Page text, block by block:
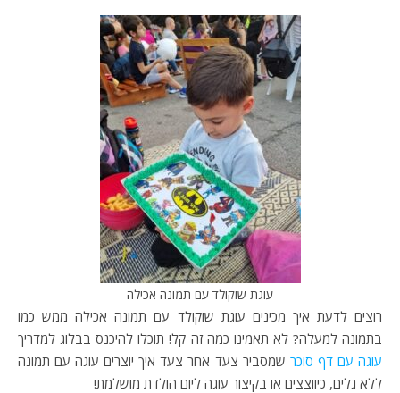
עוגת שוקולד עם תמונה אכילה
רוצים לדעת איך מכינים עוגת שוקולד עם תמונה אכילה ממש כמו
בתמונה למעלה? לא תאמינו כמה זה קל! תוכלו להיכנס בבלוג למדריך
עוגה עם דף סוכר שמסביר צעד אחר צעד איך יוצרים עוגה עם תמונה
ללא גלים, כיווצצים או בקיצור עוגה ליום הולדת מושלמת!